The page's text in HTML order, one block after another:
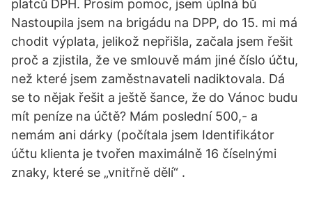
platců DPH. Prosím pomoc, jsem úplná bů
Nastoupila jsem na brigádu na DPP, do 15. mi má
chodit výplata, jelikož nepřišla, začala jsem řešit
proč a zjistila, že ve smlouvě mám jiné číslo účtu,
než které jsem zaměstnavateli nadiktovala. Dá
se to nějak řešit a ještě šance, že do Vánoc budu
mít peníze na účtě? Mám poslední 500,- a
nemám ani dárky (počítala jsem Identifikátor
účtu klienta je tvořen maximálně 16 číselnými
znaky, které se „vnitřně dělí“ .